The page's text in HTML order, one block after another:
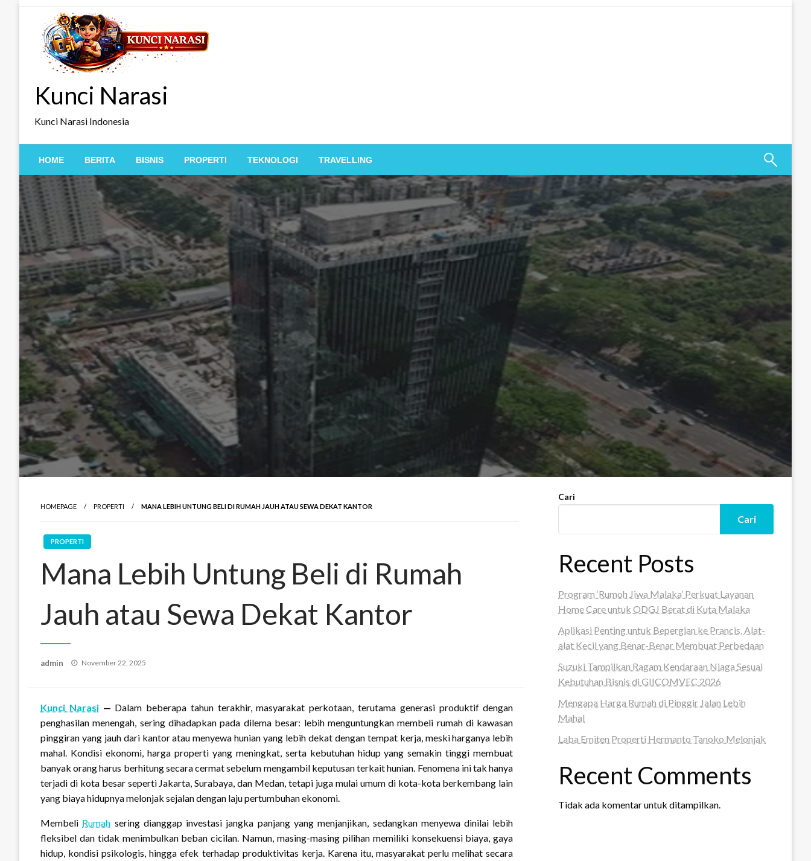
Kunci Narasi
Kunci Narasi Indonesia
HOME BERITA BISNIS PROPERTI TEKNOLOGI TRAVELLING
HOMEPAGE PROPERTI MANA LEBIH UNTUNG BELI DI RUMAH JAUH ATAU SEWA DEKAT KANTOR
PROPERTI
Mana Lebih Untung Beli di Rumah
Jauh atau Sewa Dekat Kantor
admin
Posted
November 22, 2025
Kunci Narasi — Dalam beberapa tahun terakhir, masyarakat perkotaan, terutama generasi produktif dengan
penghasilan menengah, sering dihadapkan pada dilema besar: lebih menguntungkan membeli rumah di kawasan
pinggiran yang jauh dari kantor atau menyewa hunian yang lebih dekat dengan tempat kerja, meski harganya lebih
mahal. Kondisi ekonomi, harga properti yang meningkat, serta kebutuhan hidup yang semakin tinggi membuat
banyak orang harus berhitung secara cermat sebelum mengambil keputusan terkait hunian. Fenomena ini tak hanya
terjadi di kota besar seperti Jakarta, Surabaya, dan Medan, tetapi juga mulai umum di kota-kota berkembang lain
yang biaya hidupnya melonjak sejalan dengan laju pertumbuhan ekonomi.
Membeli Rumah sering dianggap investasi jangka panjang yang menjanjikan, sedangkan menyewa dinilai lebih
fleksibel dan tidak menimbulkan beban cicilan. Namun, masing-masing pilihan memiliki konsekuensi biaya, gaya
hidup, kondisi psikologis, hingga efek terhadap produktivitas kerja. Karena itu, masyarakat perlu melihat secara
Cari
Cari
Recent Posts
Program ‘Rumoh Jiwa Malaka’ Perkuat Layanan
Home Care untuk ODGJ Berat di Kuta Malaka
Aplikasi Penting untuk Bepergian ke Prancis, Alat-
alat Kecil yang Benar-Benar Membuat Perbedaan
Suzuki Tampilkan Ragam Kendaraan Niaga Sesuai
Kebutuhan Bisnis di GIICOMVEC 2026
Mengapa Harga Rumah di Pinggir Jalan Lebih
Mahal
Laba Emiten Properti Hermanto Tanoko Melonjak
Recent Comments
Tidak ada komentar untuk ditampilkan.